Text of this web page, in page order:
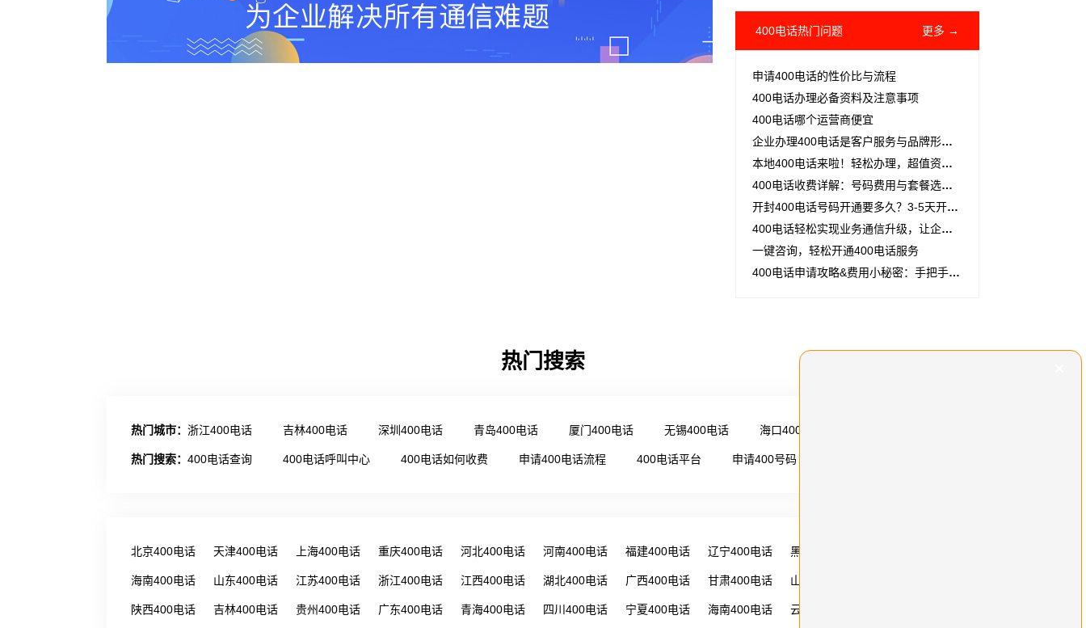
400电话热门问题 更多 →
申请400电话的性价比与流程
400电话办理必备资料及注意事项
400电话哪个运营商便宜
企业办理400电话是客户服务与品牌形象的双重提升利器
本地400电话来啦！轻松办理，超值资费，让您的企业通讯萌萌哒！
400电话收费详解：号码费用与套餐选择全攻略
开封400电话号码开通要多久？3-5天开通，加急当天可用
400电话轻松实现业务通信升级，让企业通信更高效、更专业
一键咨询，轻松开通400电话服务
400电话申请攻略&费用小秘密：手把手教你，不花冤枉钱！
热门搜索
热门城市： 浙江400电话 吉林400电话 深圳400电话 青岛400电话 厦门400电话 无锡400电话 海口400电话
热门搜索： 400电话查询 400电话呼叫中心 400电话如何收费 申请400电话流程 400电话平台 申请400号码
北京400电话 天津400电话 上海400电话 重庆400电话 河北400电话 河南400电话 福建400电话 辽宁400电话 黑龙江400电话
海南400电话 山东400电话 江苏400电话 浙江400电话 江西400电话 湖北400电话 广西400电话 甘肃400电话 山西400电话
陕西400电话 吉林400电话 贵州400电话 广东400电话 青海400电话 四川400电话 宁夏400电话 海南400电话 云南400电话